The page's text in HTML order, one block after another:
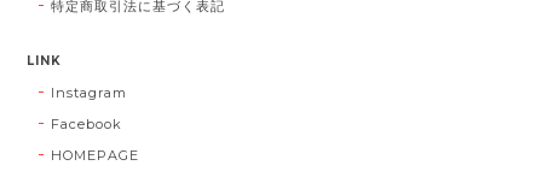
特定商取引法に基づく表記
LINK
Instagram
Facebook
HOMEPAGE